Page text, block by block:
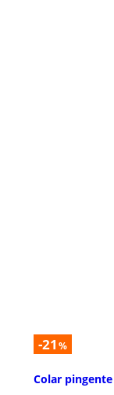
-21 %
Colar